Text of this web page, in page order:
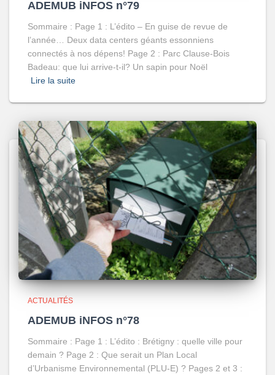
ADEMUB iNFOS n°79
Sommaire : Page 1 : L’édito – En guise de revue de
l’année… Deux data centers géants essonniens
connectés à nos dépens! Page 2 : Parc Clause-Bois
Badeau: que lui arrive-t-il? Un sapin pour Noël
Lire la suite
ACTUALITÉS
ADEMUB iNFOS n°78
Sommaire : Page 1 : L’édito : Brétigny : quelle ville pour
demain ? Page 2 : Que serait un Plan Local
d’Urbanisme Environnemental (PLU-E) ? Pages 2 et 3 :